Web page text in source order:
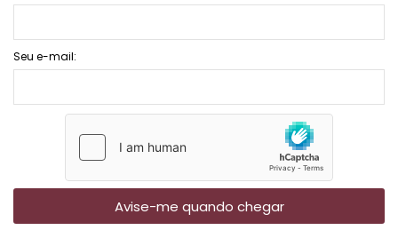
Seu e-mail:
Avise-me quando chegar